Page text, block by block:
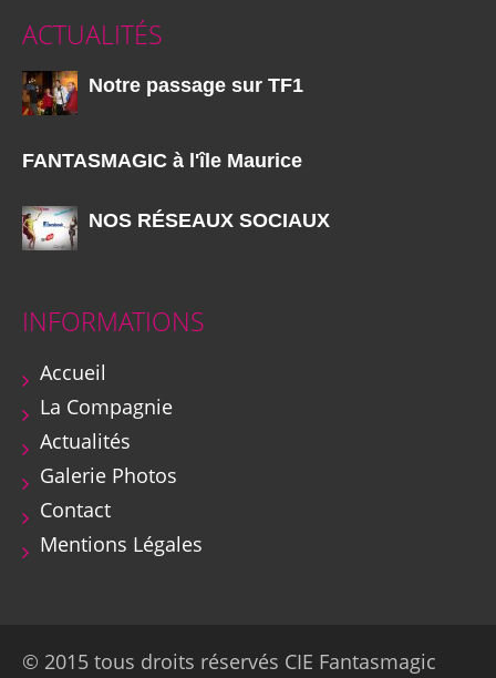
ACTUALITÉS
Notre passage sur TF1
FANTASMAGIC à l'île Maurice
NOS RÉSEAUX SOCIAUX
INFORMATIONS
Accueil
La Compagnie
Actualités
Galerie Photos
Contact
Mentions Légales
© 2015 tous droits réservés CIE Fantasmagic